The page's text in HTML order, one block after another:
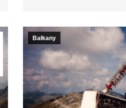
Bałkany